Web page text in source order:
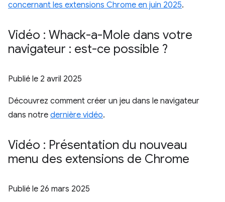
concernant les extensions Chrome en juin 2025.
Vidéo : Whack-a-Mole dans votre
navigateur : est-ce possible ?
Publié le 2 avril 2025
Découvrez comment créer un jeu dans le navigateur
dans notre dernière vidéo.
Vidéo : Présentation du nouveau
menu des extensions de Chrome
Publié le 26 mars 2025